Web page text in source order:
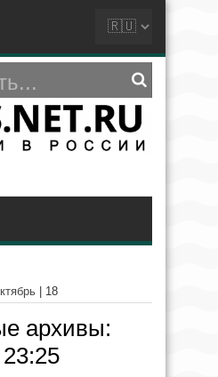
18
архивы: